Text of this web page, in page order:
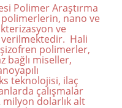
Polimer Araştırma
polimerlerin, nano ve
ve
verilmektedir. Hali
polimerler,
bağlı miseller,
teknolojisi, ilaç
çalışmalar
milyon dolarlık alt